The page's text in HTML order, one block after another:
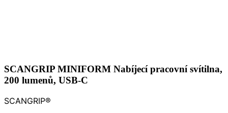
SCANGRIP MINIFORM Nabíjecí pracovní svítilna,
200 lumenů, USB-C
SCANGRIP®